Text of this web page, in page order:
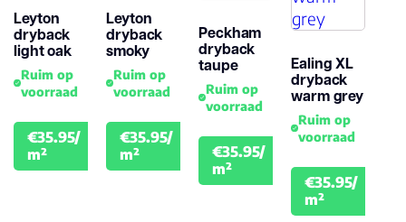
Antistatisch
Geluidsdempend
Montage
Garantie
Woongebruik
(jaren)
Leyton
dryback
light oak
Ruim op
voorraad
€35.95/
m²
€39.95
Leyton
dryback
smoky
Ruim op
voorraad
€35.95/
m²
€39.95
Peckham
dryback
taupe
Ruim op
voorraad
€35.95/
m²
Ealing XL
dryback
warm grey
Ruim op
voorraad
€35.95/
m²